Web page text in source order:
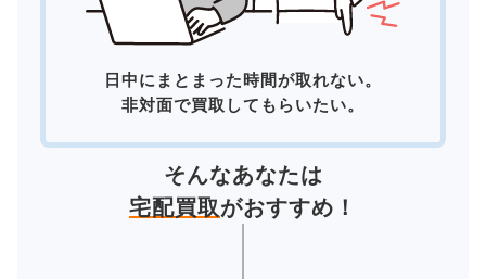
日中にまとまった時間が取れない。
非対面で買取してもらいたい。
そんなあなたは
宅配買取がおすすめ！